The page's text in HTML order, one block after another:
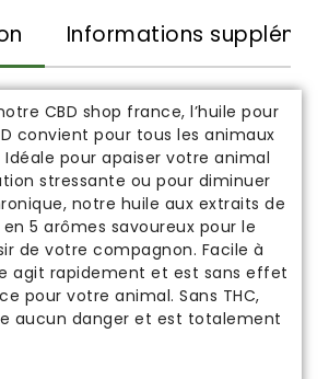
Informations
CBD shop france, l’huile pour
convient pour tous les animaux
pour apaiser votre animal
stressante ou pour diminuer
notre huile aux extraits de
en 5 arômes savoureux pour le
de votre compagnon. Facile à
agit rapidement et est sans effet
pour votre animal. Sans THC,
aucun danger et est totalement